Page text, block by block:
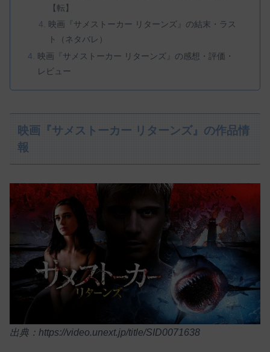
【転】
映画『サメストーカー リターンズ』の結末・ラス
ト（ネタバレ）
映画『サメストーカー リターンズ』の感想・評価・
レビュー
映画『サメストーカー リターンズ』の作品情
報
出典：https://video.unext.jp/title/SID0071638